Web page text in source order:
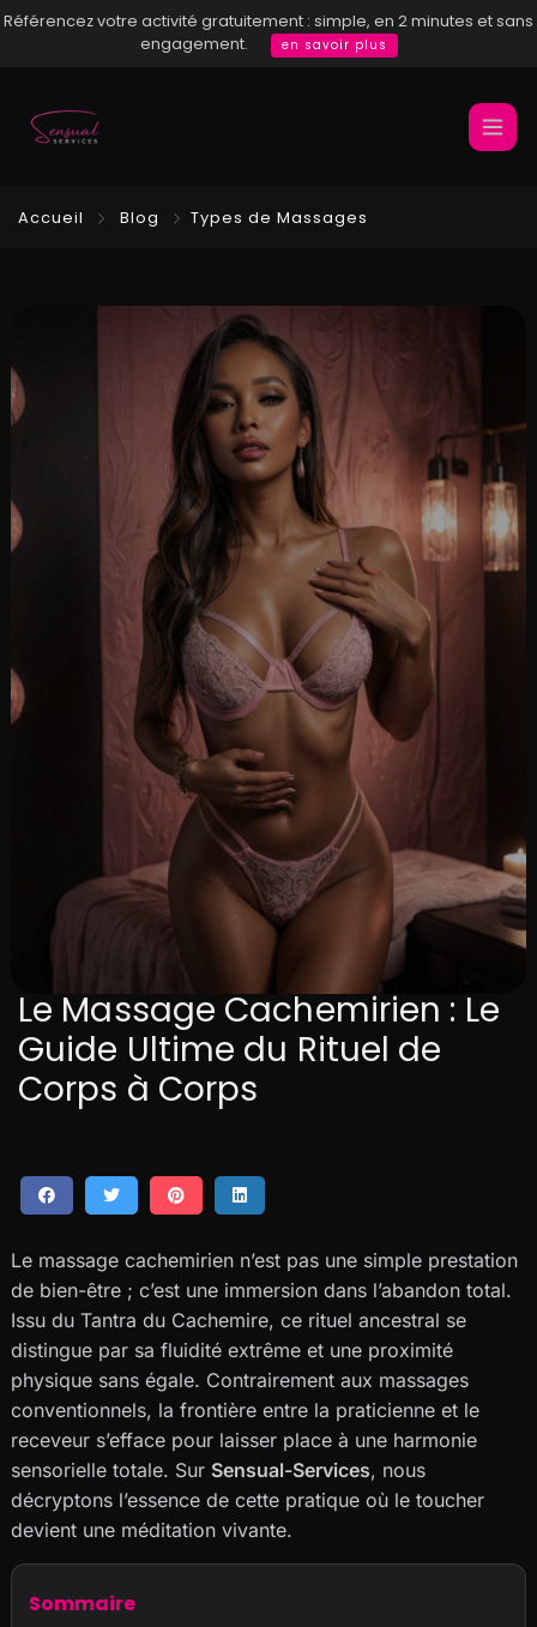
Référencez votre activité gratuitement : simple, en 2 minutes et sans
engagement.
en savoir plus
Accueil Blog Types de Massages
Le Massage Cachemirien : Le
Guide Ultime du Rituel de
Corps à Corps
Le massage cachemirien n’est pas une simple prestation
de bien-être ; c’est une immersion dans l’abandon total.
Issu du Tantra du Cachemire, ce rituel ancestral se
distingue par sa fluidité extrême et une proximité
physique sans égale. Contrairement aux massages
conventionnels, la frontière entre la praticienne et le
receveur s’efface pour laisser place à une harmonie
sensorielle totale. Sur Sensual-Services, nous
décryptons l’essence de cette pratique où le toucher
devient une méditation vivante.
Sommaire